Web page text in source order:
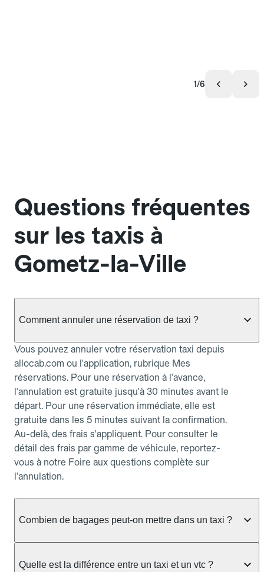
1/6
Questions fréquentes
sur les taxis à
Gometz-la-Ville
Comment annuler une réservation de taxi ?
Vous pouvez annuler votre réservation taxi depuis
allocab.com ou l'application, rubrique Mes
réservations. Pour une réservation à l'avance,
l'annulation est gratuite jusqu'à 30 minutes avant le
départ. Pour une réservation immédiate, elle est
gratuite dans les 5 minutes suivant la confirmation.
Au-delà, des frais s'appliquent. Pour consulter le
détail des frais par gamme de véhicule, reportez-
vous à notre Foire aux questions complète sur
l'annulation.
Combien de bagages peut-on mettre dans un taxi ?
taxi berline accueille en général jusqu'à 3 bagages
Quelle est la différence entre un taxi et un vtc ?